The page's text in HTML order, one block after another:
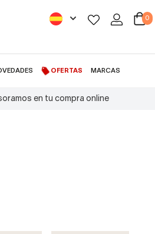
0
OFERTAS MARCAS
en tu compra online